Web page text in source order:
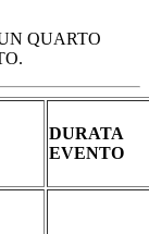
QUARTO
DURATA
EVENTO